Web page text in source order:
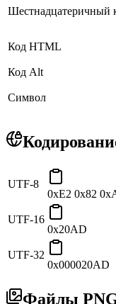
Шестнадцатеричный
Код HTML
Код Alt
Символ
UTF-8
0xE2 0x82
UTF-16
0x20AD
UTF-32
0x000020AD
Файлы